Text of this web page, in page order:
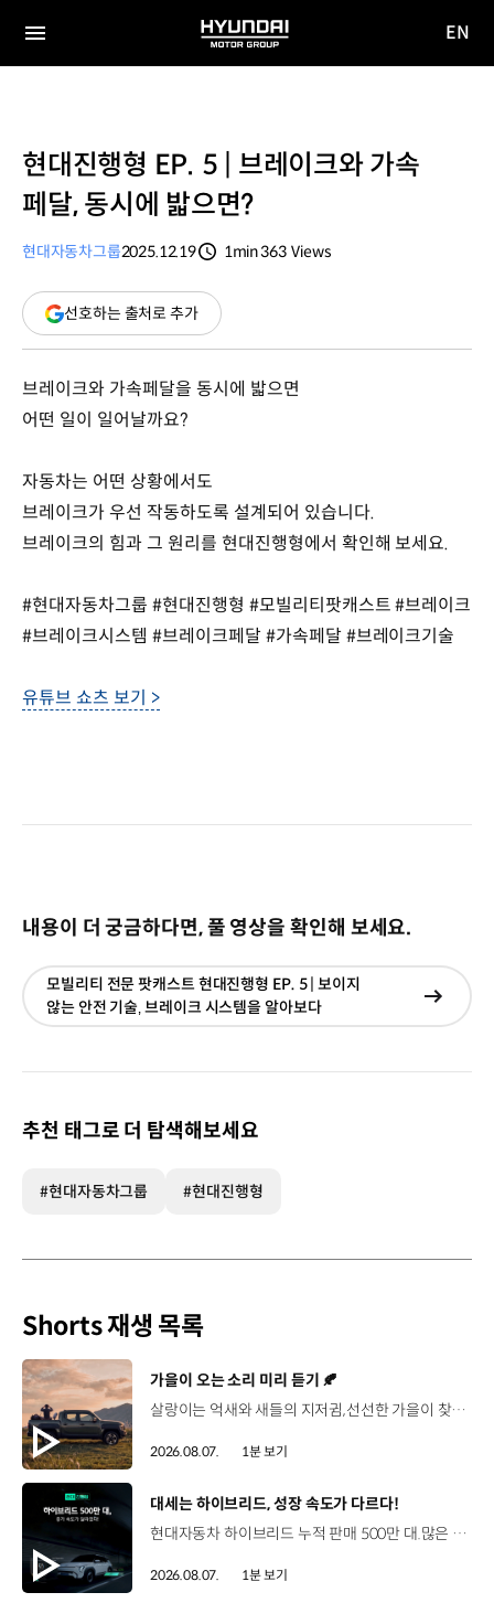
전체
HYUNDAI
MOTOR
EN
현대진행형 EP. 5 | 브레이크와 가속
페달, 동시에 밟으면?
현대자동차그룹2025.12.19
1min363 Views
선호하는 출처로 추가(새
창
브레이크와 가속페달을 동시에 밟으면
어떤 일이 일어날까요?
자동차는 어떤 상황에서도
브레이크가 우선 작동하도록 설계되어 있습니다.
브레이크의 힘과 그 원리를 현대진행형에서 확인해 보세요.
#현대자동차그룹 #현대진행형 #모빌리티팟캐스트 #브레이크
#브레이크시스템 #브레이크페달 #가속페달 #브레이크기술
유튜브 쇼츠 보기 >
내용이 더 궁금하다면, 풀 영상을 확인해 보세요.
모빌리티 전문 팟캐스트 현대진행형 EP. 5 | 보이지
않는 안전 기술‚ 브레이크 시스템을 알아보다
현재
이동
추천 태그로 더 탐색해보세요
#현대자동차그룹 #현대진행형
Shorts 재생 목록
[동영상]
가을이 오는 소리 미리 듣기 🍂
살랑이는 억새와 새들의 지저귐,선선한 가을이 찾아오는 소리. 더 기아 타스만과 함께 계절을 만나보세요. 🎧 *본 영상은 AI를 활용해 제작했습니다. #기아 #더기아타스만 #타스만 #가을 #입추 #Tasman #ASMR
2026.08.07. 1분 보기
[동영상]
대세는 하이브리드, 성장 속도가 다르다!
현대자동차 하이브리드 누적 판매 500만 대.많은 운전자들이 선택한 이유는 무엇일까요? 현대진행형 팟캐스트 EP.21에서 확인하세요.📻 #현대자동차그룹 #현대진행형 #모빌리티팟캐스트 #하이브리드 #연료 #미래모빌리티 #모빌리티
2026.08.07. 1분 보기